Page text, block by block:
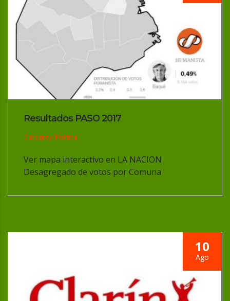
Resultados PASO 2017
Category: Política
Ver mapa interactivo en LA NACION
Desagregado de votos por Comuna
10
Ago